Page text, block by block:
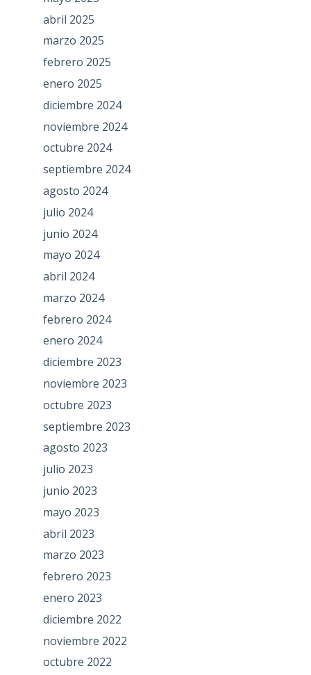
abril 2025
marzo 2025
febrero 2025
enero 2025
diciembre 2024
noviembre 2024
octubre 2024
septiembre 2024
agosto 2024
julio 2024
junio 2024
mayo 2024
abril 2024
marzo 2024
febrero 2024
enero 2024
diciembre 2023
noviembre 2023
octubre 2023
septiembre 2023
agosto 2023
julio 2023
junio 2023
mayo 2023
abril 2023
marzo 2023
febrero 2023
enero 2023
diciembre 2022
noviembre 2022
octubre 2022